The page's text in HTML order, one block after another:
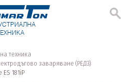
техника
заваряване (РЕДЗ)
181iP